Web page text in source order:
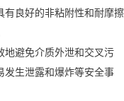
有良好的非粘附性和耐摩擦
地避免介质外泄和交叉污
发生泄露和爆炸等安全事